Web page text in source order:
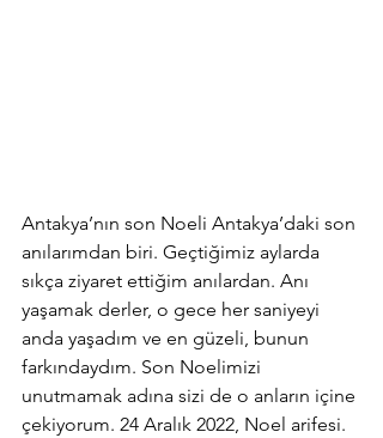
Antakya’nın son Noeli Antakya’daki son
anılarımdan biri. Geçtiğimiz aylarda
sıkça ziyaret ettiğim anılardan. Anı
yaşamak derler, o gece her saniyeyi
anda yaşadım ve en güzeli, bunun
farkındaydım. Son Noelimizi
unutmamak adına sizi de o anların içine
çekiyorum. 24 Aralık 2022, Noel arifesi.